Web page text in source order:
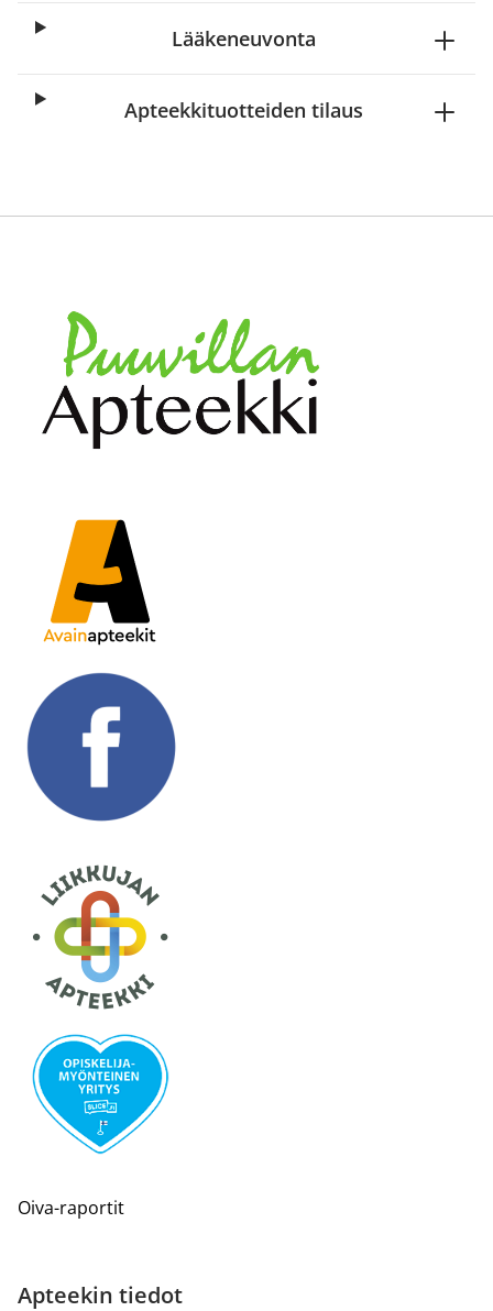
Lääkeneuvonta
Apteekkituotteiden tilaus
Oiva-raportit
Apteekin tiedot